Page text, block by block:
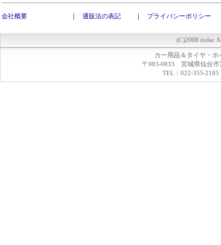
会社概要 ｜ 通販法の表記 ｜ プライバシーポリシー
(C)2008 indac
カー用品＆タイヤ・
〒983-0833 宮城県仙台市
TEL：022-355-